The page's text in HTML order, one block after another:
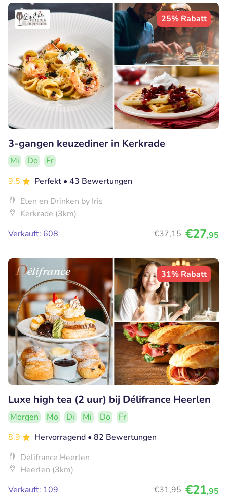
25% Rabatt
3-gangen keuzediner in Kerkrade
Mi Do
Fr
9.5
Perfekt • 43 Bewertungen
Eten en Drinken by Iris
Kerkrade (3km)
Verkauft: 608
€37,15 €27,95
31% Rabatt
Luxe high tea (2 uur) bij Délifrance Heerlen
Morgen Mo Di Mi Do
Fr
8.9
Hervorragend • 82 Bewertungen
Délifrance Heerlen
Heerlen (3km)
Verkauft: 109
€31,95 €21,95